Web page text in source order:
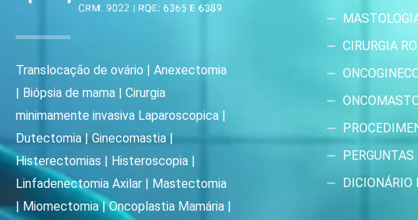
Translocação de ovário | Anexectomia
| Biópsia de mama | Cirurgia
minimamente invasiva Laparoscopica |
Dutectomia | Ginecomastia |
Histerectomias | Histeroscopia |
Linfadenectomia Axilar | Mastectomia
| Miomectomia | Oncoplastia Mamária |
CIRURGIA
DICIONÁRIO